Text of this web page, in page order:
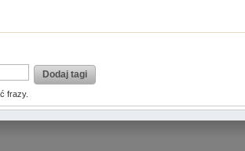
Dodaj tagi
frazy.